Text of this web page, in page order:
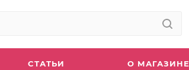
СТАТЬИ О МАГАЗИНЕ